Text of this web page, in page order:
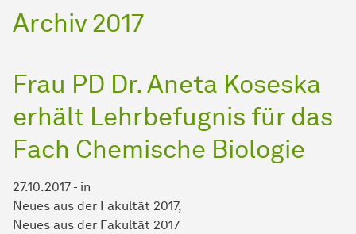
Archiv 2017
Frau PD Dr. Aneta Koseska
erhält Lehr­be­fug­nis für das
Fach Chemische Biologie
27.10.2017 - in
Neues aus der Fakultät 2017
Neues aus der Fakultät 2017